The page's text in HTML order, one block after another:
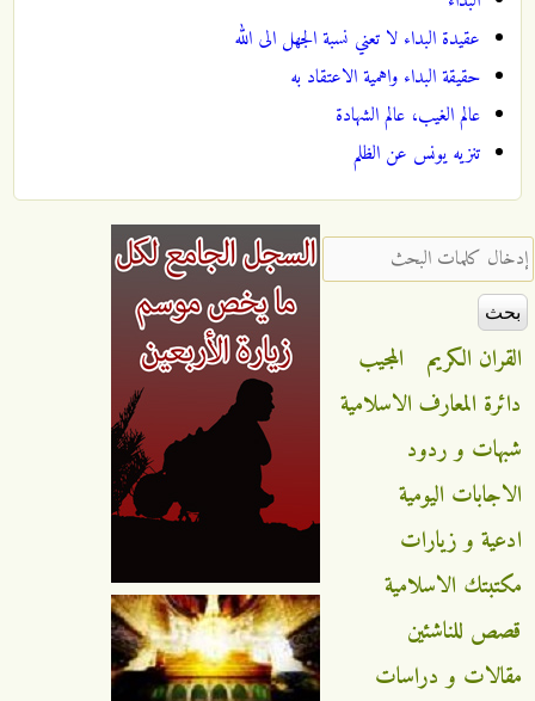
عقيدة البداء لا تعني نسبة الجهل الى الله
حقيقة البداء واهمية الاعتقاد به
عالم الغيب، عالم الشهادة
تنزيه يونس عن الظلم
‏إدخال كلمات البحث ‏
القران الكريم
المجيب
دائرة المعارف الاسلامية
شبهات و ردود
الاجابات اليومية
ادعية و زيارات
مكتبتك الاسلامية
قصص للناشئين
مقالات و دراسات